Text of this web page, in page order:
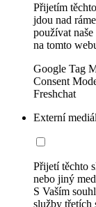
Přijetím
jdou nad
používat
na tomto
Google Tag
Consent
Freshchat
Externí
Přijetí těchto
nebo jiný
S Vaším
služby třetích